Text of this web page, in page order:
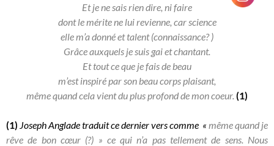
Et je ne sais rien dire, ni faire
dont le mérite ne lui revienne, car science
elle m’a donné et talent (connaissance? )
Grâce auxquels je suis gai et chantant.
Et tout ce que je fais de beau
m’est inspiré parson beau corps plaisant,
même quand cela vient du plus profond de mon coeur. (1)
(1) Joseph Anglade traduit ce dernier vers comme « même quand je
rêve de bon cœur (?) » ce qui n’a pas tellement de sens. Nous